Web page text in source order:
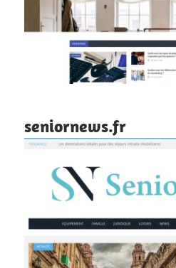
seniornews.fr